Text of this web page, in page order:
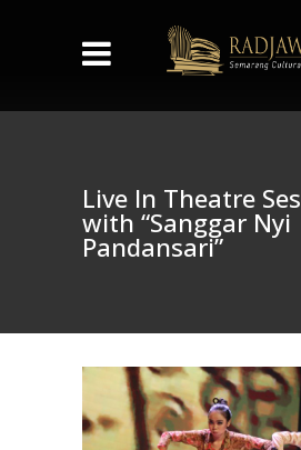
Live In Theatre
with “Sanggar Nyi
Pandansari”